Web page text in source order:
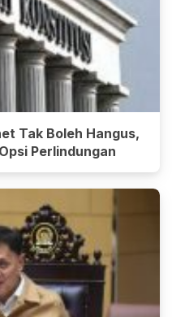
Tak Boleh Hangus,
Perlindungan